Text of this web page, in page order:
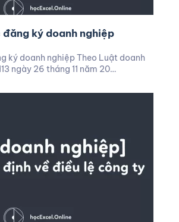
ký doanh nghiệp
ký doanh nghiệp Theo Luật doanh
ngày 26 tháng 11 năm 20…